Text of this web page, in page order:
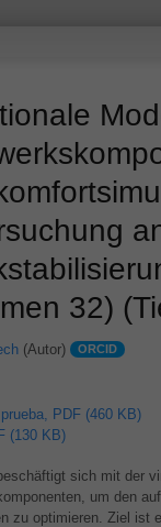
32)
(Autor) ORCID
PDF (460 KB)
(130 KB)
sich mit der
um den
zu optimieren. Ziel ist